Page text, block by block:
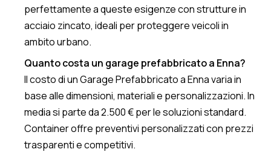
perfettamente a queste esigenze con strutture in
acciaio zincato, ideali per proteggere veicoli in
ambito urbano.
Quanto costa un garage prefabbricato a Enna?
Il costo di un Garage Prefabbricato a Enna varia in
base alle dimensioni, materiali e personalizzazioni. In
media si parte da 2.500 € per le soluzioni standard.
Container offre preventivi personalizzati con prezzi
trasparenti e competitivi.